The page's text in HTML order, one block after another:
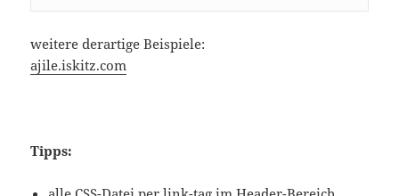
weitere derartige Beispiele:
ajile.iskitz.com
Tipps: